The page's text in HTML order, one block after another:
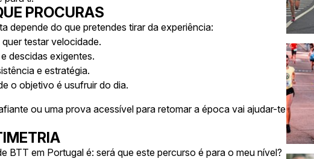
PROCURAS
depende do que pretendes tirar da experiência:
quer testar velocidade.
descidas exigentes.
e estratégia.
o objetivo é usufruir do dia.
ou uma prova acessível para retomar a época vai ajudar-te
BTT em Portugal é: será que este percurso é para o meu nível?